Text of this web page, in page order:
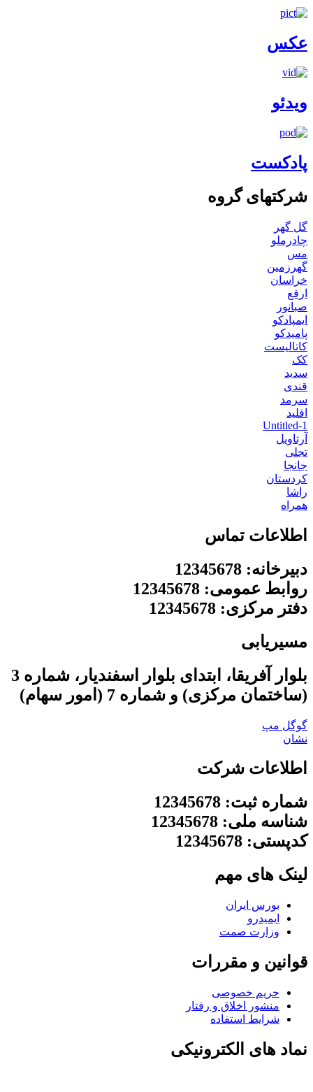
عکس
ویدئو
پادکست
شرکتهای گروه
گل گهر
چادرملو
مس
گهرزمین
خراسان
ارفع
صبانور
ایمپادکو
پامیدکو
کاتالیست
کک
سدید
قندی
سرمد
اقلید
Untitled-1
آرتاویل
تجلی
جانجا
کردستان
راشا
همراه
اطلاعات تماس
دبیرخانه: 12345678
روابط عمومی: 12345678
دفتر مرکزی: 12345678
مسیریابی
بلوار آفریقا، ابتدای بلوار اسفندیار، شماره 3
(ساختمان مرکزی) و شماره 7 (امور سهام)
گوگل مپ
نشان
اطلاعات شرکت
شماره ثبت: 12345678
شناسه ملی: 12345678
کدپستی: 12345678
لینک های مهم
بورس ایران
ایمیدرو
وزارت صمت
قوانین و مقررات
حریم خصوصی
منشور اخلاق و رفتار
شرایط استفاده
نماد های الکترونیکی